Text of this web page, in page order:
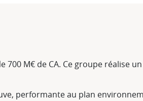
M€ de CA. Ce groupe réalise
performante au plan